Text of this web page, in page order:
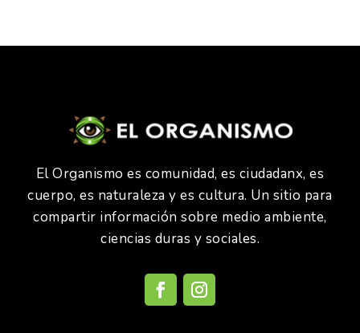
El Organismo es comunidad, es ciudadanx, es
cuerpo, es naturaleza y es cultura. Un sitio para
compartir información sobre medio ambiente,
ciencias duras y sociales.